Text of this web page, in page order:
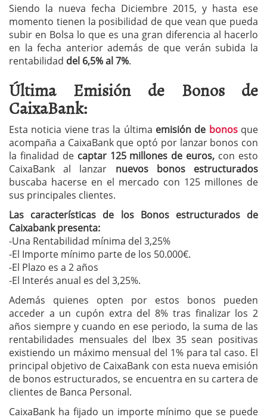
Siendo la nueva fecha Diciembre 2015, y hasta ese
momento tienen la posibilidad de que vean que pueda
subir en Bolsa lo que es una gran diferencia al hacerlo
en la fecha anterior además de que verán subida la
rentabilidad del 6,5% al 7%.
Última Emisión de Bonos de
CaixaBank:
Esta noticia viene tras la última emisión de bonosque
acompaña a CaixaBank que optó por lanzar bonos con
la finalidad de captar 125 millones de euros, con esto
CaixaBank al lanzar nuevos bonos estructurados
buscaba hacerse en el mercado con 125 millones de
sus principales clientes.
Las características de los Bonos estructurados de
Caixabank presenta:
-Una Rentabilidad mínima del 3,25%
-El Importe mínimo parte de los 50.000€.
-El Plazo es a 2 años
-El Interés anual es del 3,25%.
Además quienes opten por estos bonos pueden
acceder a un cupón extra del 8% tras finalizar los 2
años siempre y cuando en ese periodo, la suma de las
rentabilidades mensuales del Ibex 35 sean positivas
existiendo un máximo mensual del 1% para tal caso. El
principal objetivo de CaixaBank con esta nueva emisión
de bonos estructurados, se encuentra en su cartera de
clientes de Banca Personal.
CaixaBank ha fijado un importe mínimo que se puede